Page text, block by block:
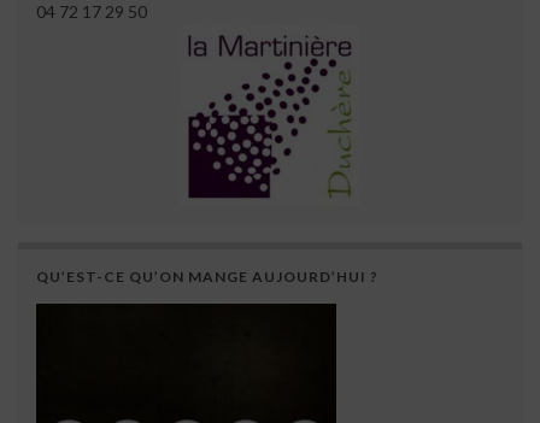
04 72 17 29 50
QU’EST-CE QU’ON MANGE AUJOURD’HUI ?